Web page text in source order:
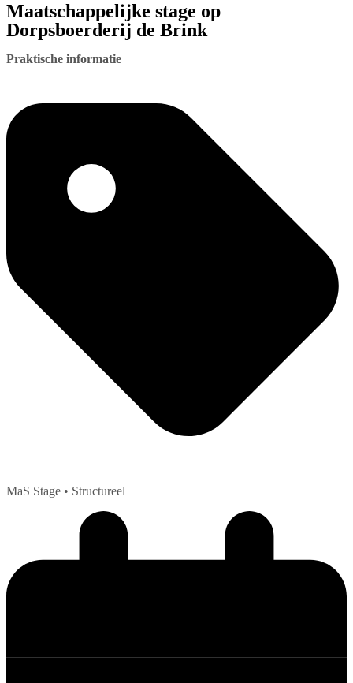
Maatschappelijke stage op
Dorpsboerderij de Brink
Praktische informatie
MaS Stage • Structureel